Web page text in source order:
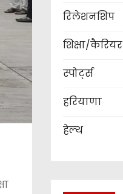
रिलेशनशिप
शिक्षा/कैरियर
स्पोर्ट्स
हरियाणा
हेल्थ